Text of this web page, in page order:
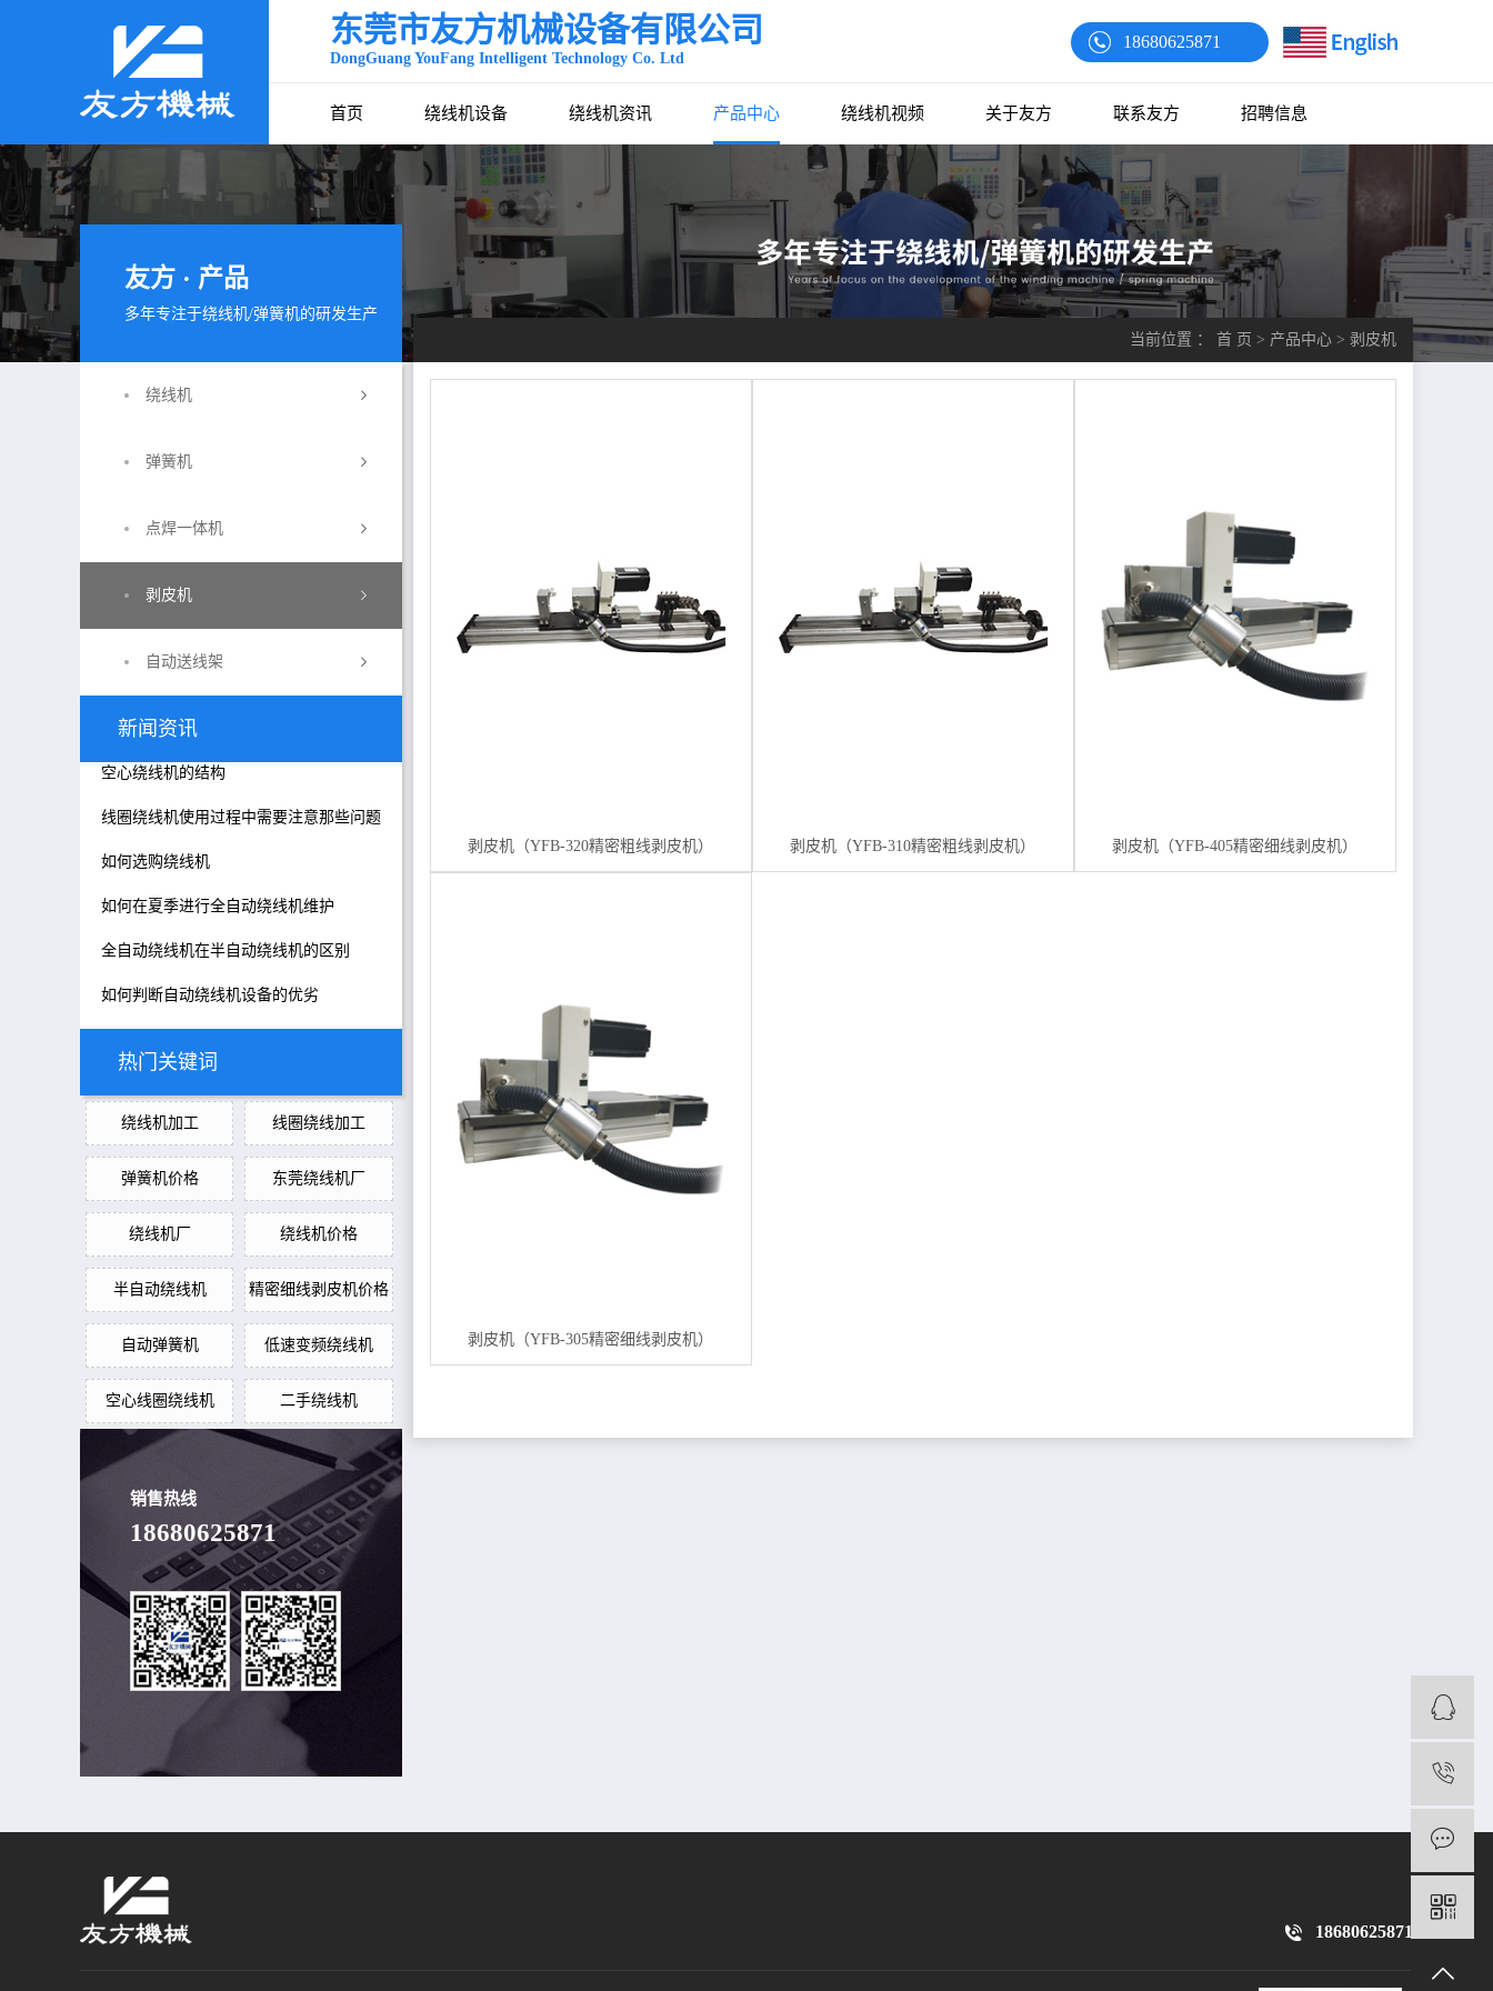
东莞市友方机械设备有限公司
DongGuang YouFang Intelligent Technology Co. Ltd
18680625871
首页 绕线机设备 绕线机资讯 产品中心 绕线机视频 关于友方 联系友方 招聘信息
友方 · 产品
多年专注于绕线机/弹簧机的研发生产
绕线机
弹簧机
点焊一体机
剥皮机
自动送线架
新闻资讯
空心绕线机的结构
线圈绕线机使用过程中需要注意那些问题
如何选购绕线机
如何在夏季进行全自动绕线机维护
全自动绕线机在半自动绕线机的区别
如何判断自动绕线机设备的优劣
热门关键词
绕线机加工 线圈绕线加工
弹簧机价格 东莞绕线机厂
绕线机厂 绕线机价格
半自动绕线机 精密细线剥皮机价格
自动弹簧机 低速变频绕线机
空心线圈绕线机 二手绕线机
销售热线
18680625871
当前位置 ： 首 页 > 产品中心 > 剥皮机
剥皮机（YFB-320精密粗线剥皮机） 剥皮机（YFB-310精密粗线剥皮机） 剥皮机（YFB-405精密细线剥皮机）
剥皮机（YFB-305精密细线剥皮机）
18680625871